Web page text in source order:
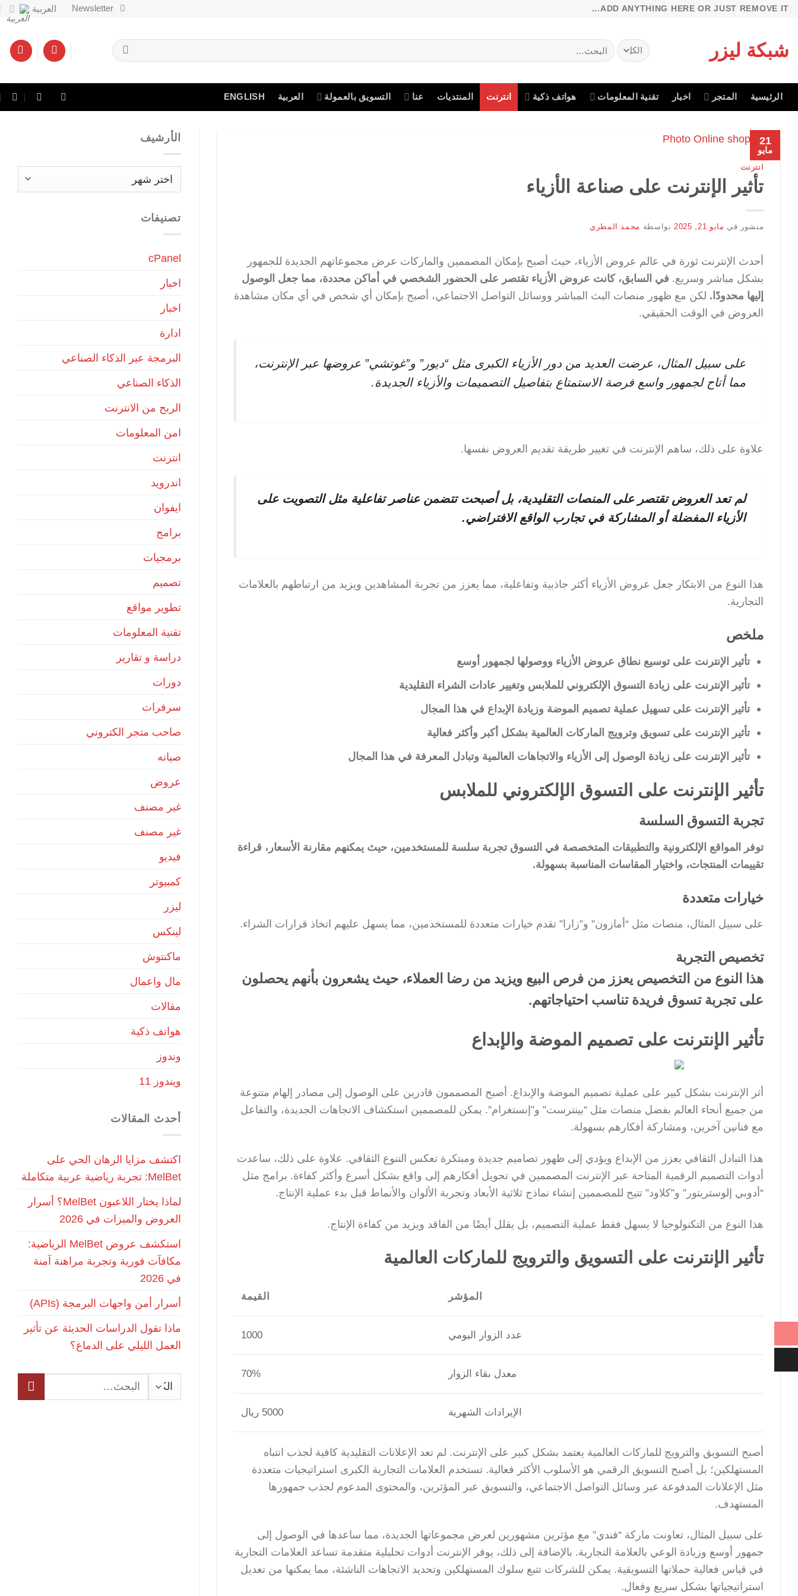
تخطي
ADD ANYTHING HERE OR JUST REMOVE IT...
Newsletter العربية
شبكة ليزر
البحث
عن:
الرئيسية المتجر اخبار تقنية المعلومات هواتف ذكية انترنت المنتديات عنا التسويق بالعمولة العربية ENGLISH
21
مايو
انترنت
تأثير الإنترنت على صناعة الأزياء
منشور في مايو 21, 2025 بواسطة محمد المطري
أحدث الإنترنت ثورة في عالم عروض الأزياء، حيث أصبح بإمكان المصممين والماركات عرض مجموعاتهم الجديدة للجمهور
بشكل مباشر وسريع. في السابق، كانت عروض الأزياء تقتصر على الحضور الشخصي في أماكن محددة، مما جعل الوصول
إليها محدودًا. لكن مع ظهور منصات البث المباشر ووسائل التواصل الاجتماعي، أصبح بإمكان أي شخص في أي مكان مشاهدة
العروض في الوقت الحقيقي.
على سبيل المثال، عرضت العديد من دور الأزياء الكبرى مثل “ديور” و”غوتشي” عروضها عبر الإنترنت،
مما أتاح لجمهور واسع فرصة الاستمتاع بتفاصيل التصميمات والأزياء الجديدة.
علاوة على ذلك، ساهم الإنترنت في تغيير طريقة تقديم العروض نفسها.
لم تعد العروض تقتصر على المنصات التقليدية، بل أصبحت تتضمن عناصر تفاعلية مثل التصويت على
الأزياء المفضلة أو المشاركة في تجارب الواقع الافتراضي.
هذا النوع من الابتكار جعل عروض الأزياء أكثر جاذبية وتفاعلية، مما يعزز من تجربة المشاهدين ويزيد من ارتباطهم بالعلامات
التجارية.
ملخص
تأثير الإنترنت على توسيع نطاق عروض الأزياء ووصولها لجمهور أوسع
تأثير الإنترنت على زيادة التسوق الإلكتروني للملابس وتغيير عادات الشراء التقليدية
تأثير الإنترنت على تسهيل عملية تصميم الموضة وزيادة الإبداع في هذا المجال
تأثير الإنترنت على تسويق وترويج الماركات العالمية بشكل أكبر وأكثر فعالية
تأثير الإنترنت على زيادة الوصول إلى الأزياء والاتجاهات العالمية وتبادل المعرفة في هذا المجال
تأثير الإنترنت على التسوق الإلكتروني للملابس
تجربة التسوق السلسة
توفر المواقع الإلكترونية والتطبيقات المتخصصة في التسوق تجربة سلسة للمستخدمين، حيث يمكنهم مقارنة الأسعار، قراءة
تقييمات المنتجات، واختيار المقاسات المناسبة بسهولة.
خيارات متعددة
على سبيل المثال، منصات مثل “أمازون” و”زارا” تقدم خيارات متعددة للمستخدمين، مما يسهل عليهم اتخاذ قرارات الشراء.
تخصيص التجربة
هذا النوع من التخصيص يعزز من فرص البيع ويزيد من رضا العملاء، حيث يشعرون بأنهم يحصلون
على تجربة تسوق فريدة تناسب احتياجاتهم.
تأثير الإنترنت على تصميم الموضة والإبداع
أثر الإنترنت بشكل كبير على عملية تصميم الموضة والإبداع. أصبح المصممون قادرين على الوصول إلى مصادر إلهام متنوعة
من جميع أنحاء العالم بفضل منصات مثل “بينترست” و”إنستغرام”. يمكن للمصممين استكشاف الاتجاهات الجديدة، والتفاعل
مع فنانين آخرين، ومشاركة أفكارهم بسهولة.
هذا التبادل الثقافي يعزز من الإبداع ويؤدي إلى ظهور تصاميم جديدة ومبتكرة تعكس التنوع الثقافي. علاوة على ذلك، ساعدت
أدوات التصميم الرقمية المتاحة عبر الإنترنت المصممين في تحويل أفكارهم إلى واقع بشكل أسرع وأكثر كفاءة. برامج مثل
“أدوبي إلوستريتور” و”كلاود” تتيح للمصممين إنشاء نماذج ثلاثية الأبعاد وتجربة الألوان والأنماط قبل بدء عملية الإنتاج.
هذا النوع من التكنولوجيا لا يسهل فقط عملية التصميم، بل يقلل أيضًا من الفاقد ويزيد من كفاءة الإنتاج.
تأثير الإنترنت على التسويق والترويج للماركات العالمية
المؤشر القيمة
عدد الزوار اليومي 1000
معدل بقاء الزوار 70%
الإيرادات الشهرية 5000 ريال
أصبح التسويق والترويج للماركات العالمية يعتمد بشكل كبير على الإنترنت. لم تعد الإعلانات التقليدية كافية لجذب انتباه
المستهلكين؛ بل أصبح التسويق الرقمي هو الأسلوب الأكثر فعالية. تستخدم العلامات التجارية الكبرى استراتيجيات متعددة
مثل الإعلانات المدفوعة عبر وسائل التواصل الاجتماعي، والتسويق عبر المؤثرين، والمحتوى المدعوم لجذب جمهورها
المستهدف.
على سبيل المثال، تعاونت ماركة “فندي” مع مؤثرين مشهورين لعرض مجموعاتها الجديدة، مما ساعدها في الوصول إلى
جمهور أوسع وزيادة الوعي بالعلامة التجارية. بالإضافة إلى ذلك، يوفر الإنترنت أدوات تحليلية متقدمة تساعد العلامات التجارية
في قياس فعالية حملاتها التسويقية. يمكن للشركات تتبع سلوك المستهلكين وتحديد الاتجاهات الناشئة، مما يمكنها من تعديل
استراتيجياتها بشكل سريع وفعال.
الأرشيف
الأرشيف
تصنيفات
cPanel
اخبار
اخبار
ادارة
البرمجة عبر الذكاء الصناعي
الذكاء الصناعي
الربح من الانترنت
امن المعلومات
انترنت
اندرويد
ايفوان
برامج
برمجيات
تصميم
تطوير مواقع
تقنية المعلومات
دراسة و تقارير
دورات
سرفرات
صاحب متجر الكتروني
صيانه
عروض
غير مصنف
غير مصنف
فيديو
كمبيوتر
ليزر
لينكس
ماكنتوش
مال واعمال
مقالات
هواتف ذكية
وندوز
ويندوز 11
أحدث المقالات
اكتشف مزايا الرهان الحي على
MelBet: تجربة رياضية عربية متكاملة
لماذا يختار اللاعبون MelBet؟ أسرار
العروض والميزات في 2026
استكشف عروض MelBet الرياضية:
مكافآت فورية وتجربة مراهنة آمنة
في 2026
أسرار أمن واجهات البرمجة (APIs)
ماذا تقول الدراسات الحديثة عن تأثير
العمل الليلي على الدماغ؟
البحث
عن: